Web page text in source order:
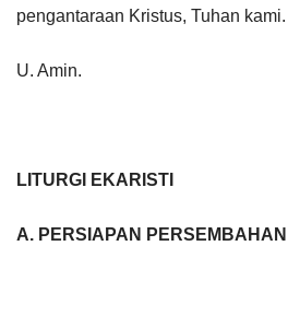
pengantaraan Kristus, Tuhan kami.
U. Amin.
LITURGI EKARISTI
A. PERSIAPAN PERSEMBAHAN